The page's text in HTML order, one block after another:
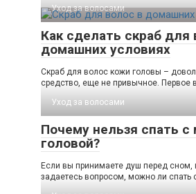
Уход за волосами
Как сделать скраб для
домашних условиях
Скраб для волос кожи головы –
средство, еще не привычное. Первое
Уход за волосами
Почему нельзя спать с
головой?
Если вы принимаете душ перед сном,
задаетесь вопросом, можно ли спать